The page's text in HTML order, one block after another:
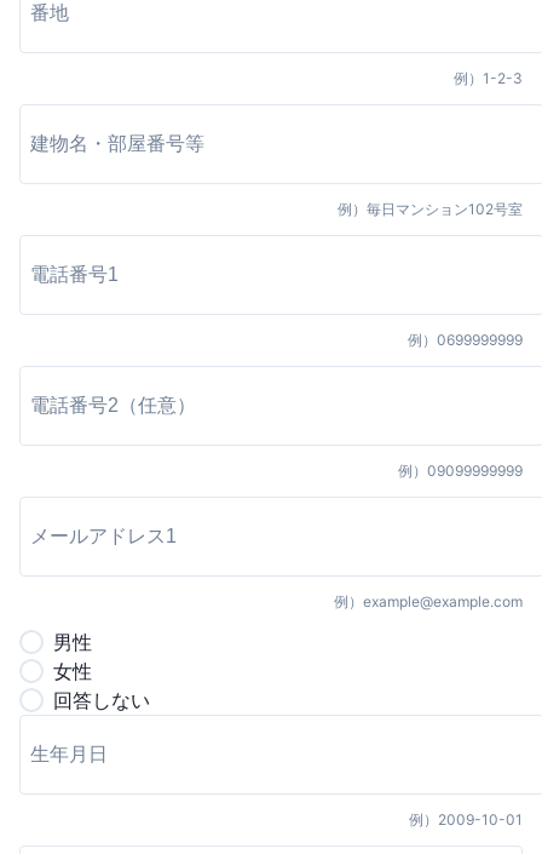
例） 1-2-3
例） 毎日マンション102号室
例） 0699999999
例） 09099999999
例） example@example.com
男性
女性
回答しない
例） 2009-10-01